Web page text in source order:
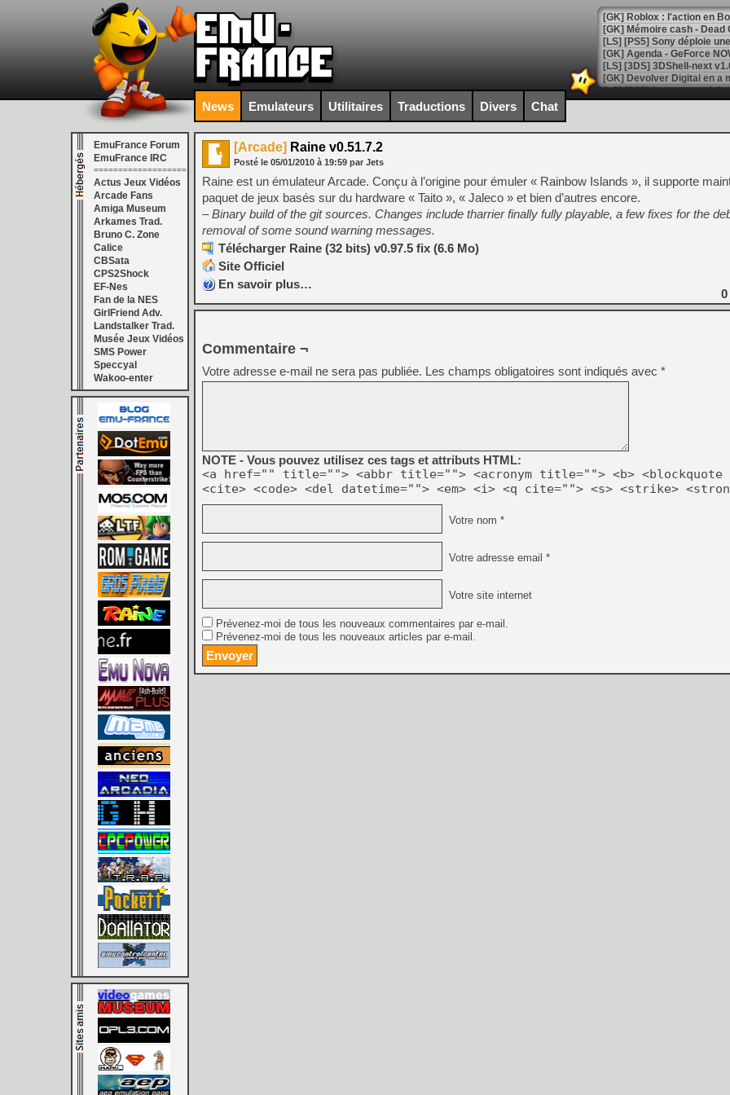
[GK] Roblox : l'action en
[GK] Agenda - GeForce
[GK] Devolver Digital en a
[LS] [PS5] ps5-y2jb-
[GK] Pourquoi Marvel
[GK] Test : Restory : Chill
[GK] GTA 6 : Rockstar
[GK] Hot Wheels Infinite
[GK] Mémoire cash -
[GK] Résultats Nintendo :
[GK] Déjà des
[Mo5] Brickboy cherche à
[GK] Minecraft et ses «
[GK] Beast of
[GK] Ubisoft : fin de partie
[GK] Mémoire cash -
[GK] Dan Houser (GTA)
[GK] Comment EA Sports
[GK] Crimson Moon : un
[GK] Isle of Reveries : le
[GK] Moonlighter 2 : The
[GK] Capcom relance
[Mo5] Deux inédits du
[GK] Le beat'em up The
[GK] Endless Legend 2 :
[LS] [PS5] Le WebKit
[GK] Oubliez Crazy Taxi,
[LS] [Switch] NSZ 5.0.0
[GK] Bethesda fête les 30
News Emulateurs Utilitaires Traductions Divers Chat
EmuFrance Forum
EmuFrance IRC
===================
Actus Jeux Vidéos
Arcade Fans
Amiga Museum
Arkames Trad.
Bruno C. Zone
Calice
CBSata
CPS2Shock
EF-Nes
Fan de la NES
GirlFriend Adv.
Landstalker Trad.
Musée Jeux Vidéos
SMS Power
Speccyal
Wakoo-enter
[Arcade] Raine v0.51.7.2
Posté le 05/01/2010 à 19:59 par Jets
Raine est un émulateur Arcade. Conçu à l’origine pour émuler « Rainbow Islands », il supporte
paquet de jeux basés sur du hardware « Taito », « Jaleco » et bien d’autres encore.
– Binary build of the git sources. Changes include tharrier finally fully playable, a few fixes for the
removal of some sound warning messages.
Télécharger Raine (32 bits) v0.97.5 fix (6.6 Mo)
Site Officiel
En savoir plus…
0
Commentaire ¬
Votre adresse e-mail ne sera pas publiée. Les champs obligatoires sont indiqués avec *
NOTE - Vous pouvez utilisez ces tags et attributs HTML:
<a href="" title=""> <abbr title=""> <acronym title=""> <b> <blockquote
<cite> <code> <del datetime=""> <em> <i> <q cite=""> <s> <strike>
Votre nom *
Votre adresse email *
Votre site internet
Prévenez-moi de tous les nouveaux commentaires par e-mail.
Prévenez-moi de tous les nouveaux articles par e-mail.